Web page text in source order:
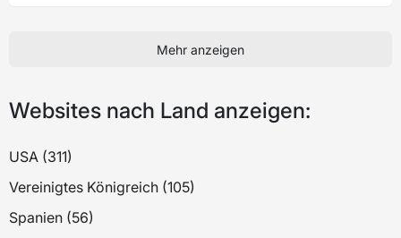
Mehr anzeigen
Websites nach Land anzeigen:
USA (311)
Vereinigtes Königreich (105)
Spanien (56)